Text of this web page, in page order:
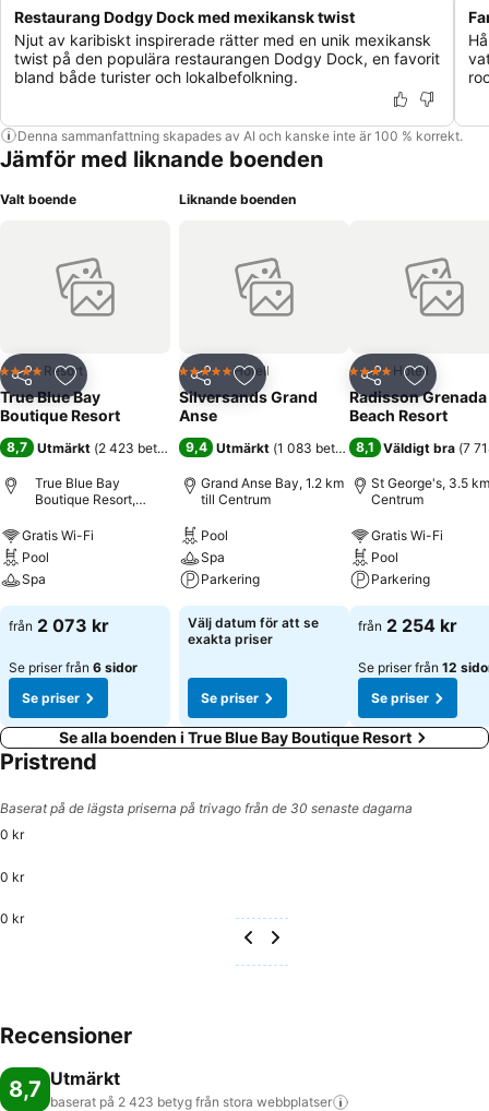
Restaurang Dodgy Dock med mexikansk twist
Njut av karibiskt inspirerade rätter med en unik mexikansk
twist på den populära restaurangen Dodgy Dock, en favorit
bland både turister och lokalbefolkning.
Denna sammanfattning skapades av AI och kanske inte är 100 % korrekt.
Jämför med liknande boenden
Valt boende
Dela Lägg till i Mina Favoriter
4 StjärnorResort
True Blue Bay
Boutique Resort
8,7 Utmärkt (2 423 betyg
True Blue Bay
Boutique Resort,
Gratis Wi-Fi
Pool
Spa
från 2 073 kr
Se priser från 6 sidor
Se priser
Liknande boenden
Dela Lägg till i Mina Favoriter
5 StjärnorHotell
Silversands Grand
Anse
9,4 Utmärkt (1 083 betyg)
Grand Anse Bay, 1.2 km
till Centrum
Pool
Spa
Parkering
Välj datum för att se
exakta priser
Se priser
Dela Lägg till
4 StjärnorHotell
Radisson Grenada
Beach Resort
8,1 Väldigt bra (7
St George's, 3.5
Centrum
Gratis Wi-Fi
Pool
Parkering
från 2 254 kr
Se priser från 12
Se priser
Se alla boenden i True Blue Bay Boutique Resort
Pristrend
Baserat på de lägsta priserna på trivago från de 30 senaste dagarna
0 kr
0 kr
0 kr
Recensioner
8,7 Utmärkt
baserat på 2 423 betyg från stora webbplatser